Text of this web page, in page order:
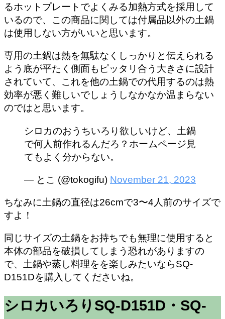
るホットプレートでよくみる加熱方式を採用して
いるので、この商品に関しては付属品以外の土鍋
は使用しない方がいいと思います。
専用の土鍋は熱を無駄なくしっかりと伝えられる
よう底が平たく側面もピッタリ合う大きさに設計
されていて、これを他の土鍋での代用するのは熱
効率が悪く難しいでしょうしなかなか温まらない
のではと思います。
シロカのおうちいろり欲しいけど、土鍋
で何人前作れるんだろ？ホームページ見
てもよく分からない。
— とこ (@tokogifu) November 21, 2023
ちなみに土鍋の直径は26cmで3〜4人前のサイズで
すよ！
同じサイズの土鍋をお持ちでも無理に使用すると
本体の部品を破損してしまう恐れがありますの
で、土鍋や蒸し料理をを楽しみたいならSQ-
D151Dを購入してくださいね。
シロカいろりSQ-D151D・SQ-